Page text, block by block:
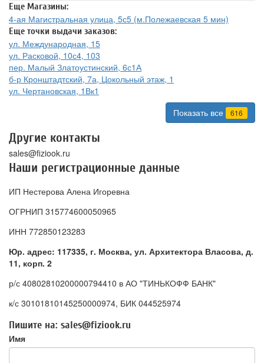
Еще Магазины:
4-ая Магистральная улица, 5с5 (м.Полежаевская 5 мин)
Еще точки выдачи заказов:
ул. Международная, 15
ул. Расковой, 10с4, 103
пер. Малый Златоустинский, 6с1А
б-р Кронштадтский, 7а, Цокольный этаж, 1
ул. Чертановская, 1Вк1
Показать все
616
Другие контакты
sales@fiziook.ru
Наши регистрационные данные
ИП Нестерова Алена Игоревна
ОГРНИП 315774600050965
ИНН 772850123283
Юр. адрес: 117335, г. Москва, ул. Архитектора Власова, д.
11, корп. 2
р/с 40802810200000794410 в АО "ТИНЬКОФФ БАНК"
к/с 30101810145250000974, БИК 044525974
Пишите на: sales@fiziook.ru
Имя